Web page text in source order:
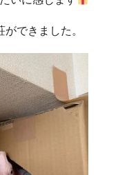
できました。